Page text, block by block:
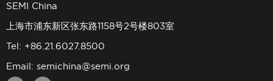
SEMI China
上海市浦东新区张东路1158号2号楼803室
Tel: +86.21.6027.8500
Email: semichina@semi.org